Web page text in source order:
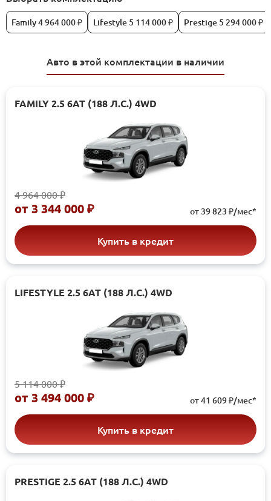
Family 4 964 000 ₽ Lifestyle 5 114 000 ₽ Prestige 5 294 000 ₽
Авто в этой комплектации в наличии
FAMILY 2.5 6АТ (188 Л.С.) 4WD
4 964 000 ₽
от3 344 000 ₽ от 39 823 ₽/мес*
Купить в кредит
LIFESTYLE 2.5 6АТ (188 Л.С.) 4WD
5 114 000 ₽
от3 494 000 ₽ от 41 609 ₽/мес*
Купить в кредит
PRESTIGE 2.5 6АТ (188 Л.С.) 4WD